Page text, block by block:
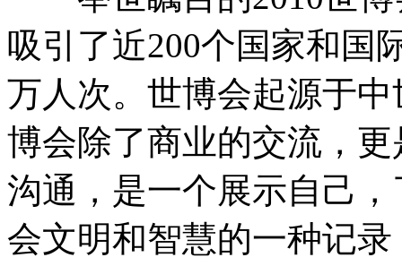
吸引了近200个国家和国
万人次。世博会起源于
博会除了商业的交流，
沟通，是一个展示自己
会文明和智慧的一种记